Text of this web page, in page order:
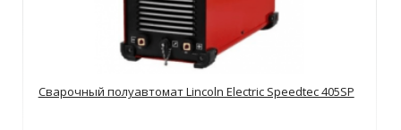
Сварочный полуавтомат Lincoln Electric Speedtec 405SP